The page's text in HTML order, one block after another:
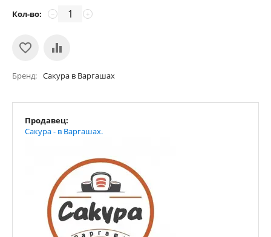
Кол-во: +
−
Бренд Сакура в Варгашах
Продавец:
Сакура - в Варгашах.